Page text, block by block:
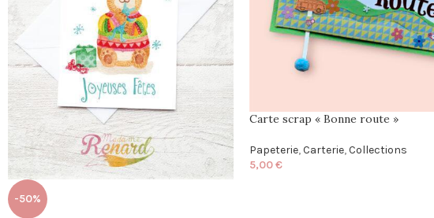
-50%
Carte scrap « Bonne route »
Papeterie, Carterie, Collections
5,00€